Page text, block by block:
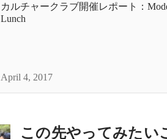
カルチャークラブ開催レポート：
Lunch
April 4, 2017
この先やってみたい